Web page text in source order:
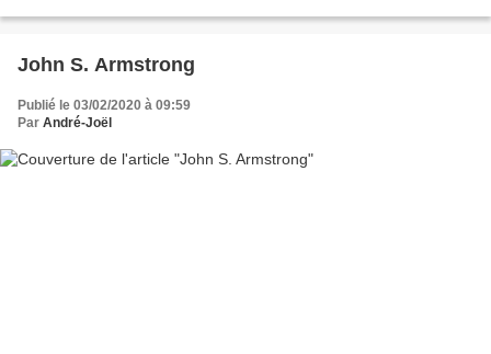
John S. Armstrong
Publié le 03/02/2020 à 09:59
Par André-Joël